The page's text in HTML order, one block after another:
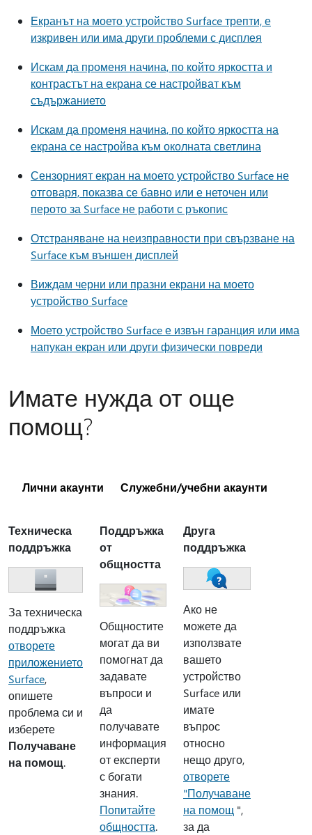
Екранът на моето устройство Surface трепти, е
изкривен или има други проблеми с дисплея
Искам да променя начина, по който яркостта и
контрастът на екрана се настройват към
съдържанието
Искам да променя начина, по който яркостта на
екрана се настройва към околната светлина
Сензорният екран на моето устройство Surface не
отговаря, показва се бавно или е неточен или
перото за Surface не работи с ръкопис
Отстраняване на неизправности при свързване на
Surface към външен дисплей
Виждам черни или празни екрани на моето
устройство Surface
Моето устройство Surface е извън гаранция или има
напукан екран или други физически повреди
Имате нужда от още
помощ?
Лични акаунти Служебни/учебни акаунти
Техническа
поддръжка
За техническа
поддръжка
отворете
приложението
Surface,
опишете
проблема си и
изберете
Получаване
на помощ.
Поддръжка
от
общността
Общностите
могат да ви
помогнат да
задавате
въпроси и
да
получавате
информация
от експерти
с богати
знания.
Попитайте
общността.
Друга
поддръжка
Ако не
можете да
използвате
вашето
устройство
Surface или
имате
въпрос
относно
нещо друго,
отворете
"Получаване
на помощ ",
за да